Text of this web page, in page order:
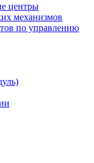
центры
механизмов
по управлению